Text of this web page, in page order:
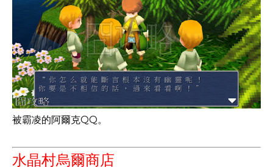
被霸凌的阿爾克QQ。
水晶村烏爾商店